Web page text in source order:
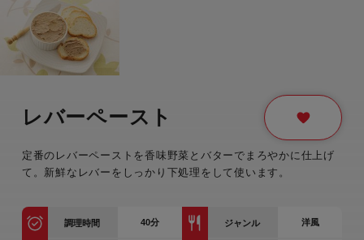
レバーペースト
定番のレバーペーストを香味野菜とバターでまろやかに仕上げ
て。新鮮なレバーをしっかり下処理をして使います。
調理時間 40分 ジャンル 洋風